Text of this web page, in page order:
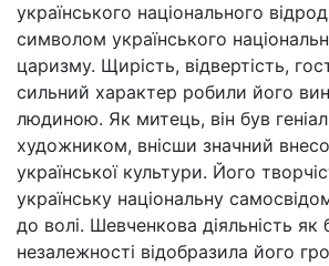
українського національного
символом українського
царизму. Щирість, відвертість,
сильний характер робили його
людиною. Як митець, він був
художником, внісши значний
української культури. Його
українську національну
до волі. Шевченкова діяльність
незалежності відобразила його